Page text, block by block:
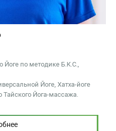
Йоге по методике Б.К.С.,
Йоге, Хатха-йоге
Тайского Йога-массажа.